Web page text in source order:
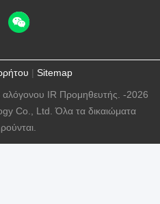
| Sitemap
αλόγονου IR Προμηθευτής. -2026
Co., Ltd. Όλα τα δικαιώματα